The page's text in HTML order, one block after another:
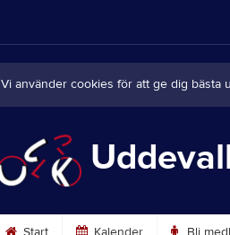
Vi använder cookies för att ge dig bästa